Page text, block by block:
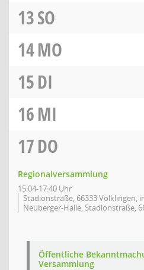
13SO
14MO
15DI
16MI
17DO
Regionalversammlung
15:04-17:40 Uhr
Stadionstraße, 66333 Völklingen,
Neuberger-Halle, Stadionstraße,
Öffentliche
Versammlung